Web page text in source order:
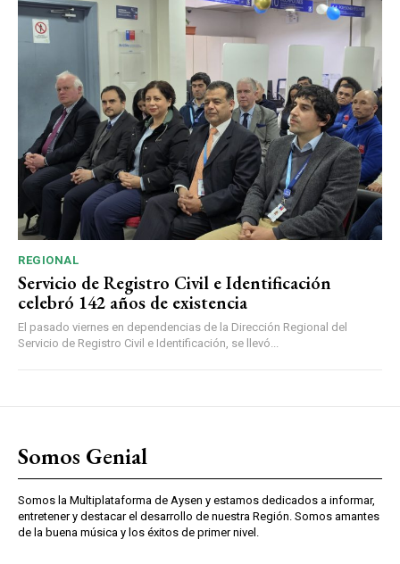
REGIONAL
Servicio de Registro Civil e Identificación
celebró 142 años de existencia
El pasado viernes en dependencias de la Dirección Regional del
Servicio de Registro Civil e Identificación, se llevó...
Somos Genial
Somos la Multiplataforma de Aysen y estamos dedicados a informar,
entretener y destacar el desarrollo de nuestra Región. Somos amantes
de la buena música y los éxitos de primer nivel.